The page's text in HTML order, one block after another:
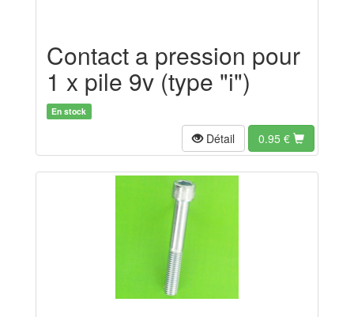
Contact a pression pour
1 x pile 9v (type "i")
En stock
Détail 0.95 €